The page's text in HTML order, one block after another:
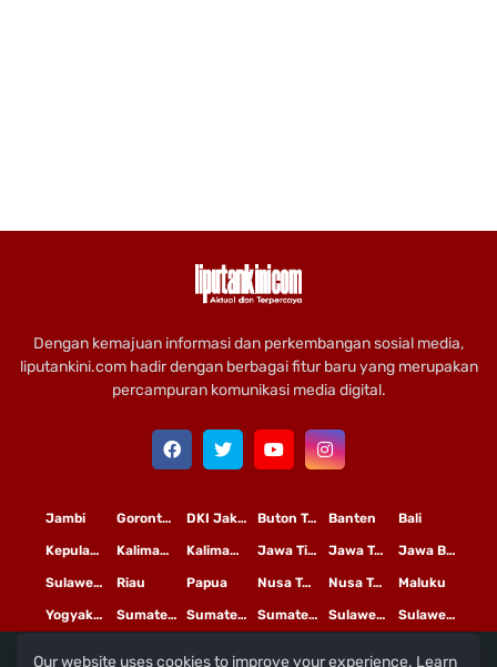
Dengan kemajuan informasi dan perkembangan sosial media,
liputankini.com hadir dengan berbagai fitur baru yang merupakan
percampuran komunikasi media digital.
Bali
Banten
Buton Tengah
DKI Jakarta
Gorontalo
Jambi
Jawa Barat
Jawa Tengah
Jawa Timur
Kalimantan Tengah
Kalimantan Timur
Kepulauan Riau
Maluku
Nusa Tenggara Barat
Nusa Tenggara Timur
Papua
Riau
Sulawesi Selatan
Sulawesi Tengah
Sulawesi Utara
Sumatera Barat
Sumatera Selatan
Sumatera Utara
Yogyakarta
Our website uses cookies to improve your experience. Learn